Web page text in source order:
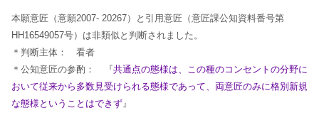
本願意匠（意願2007- 20267）と引用意匠（意匠課公知資料番号第
HH16549057号）は非類似と判断されました。
＊判断主体： 看者
＊公知意匠の参酌： 『共通点の態様は、この種のコンセントの分野に
おいて従来から多数見受けられる態様であって、両意匠のみに格別新規
な態様ということはできず』